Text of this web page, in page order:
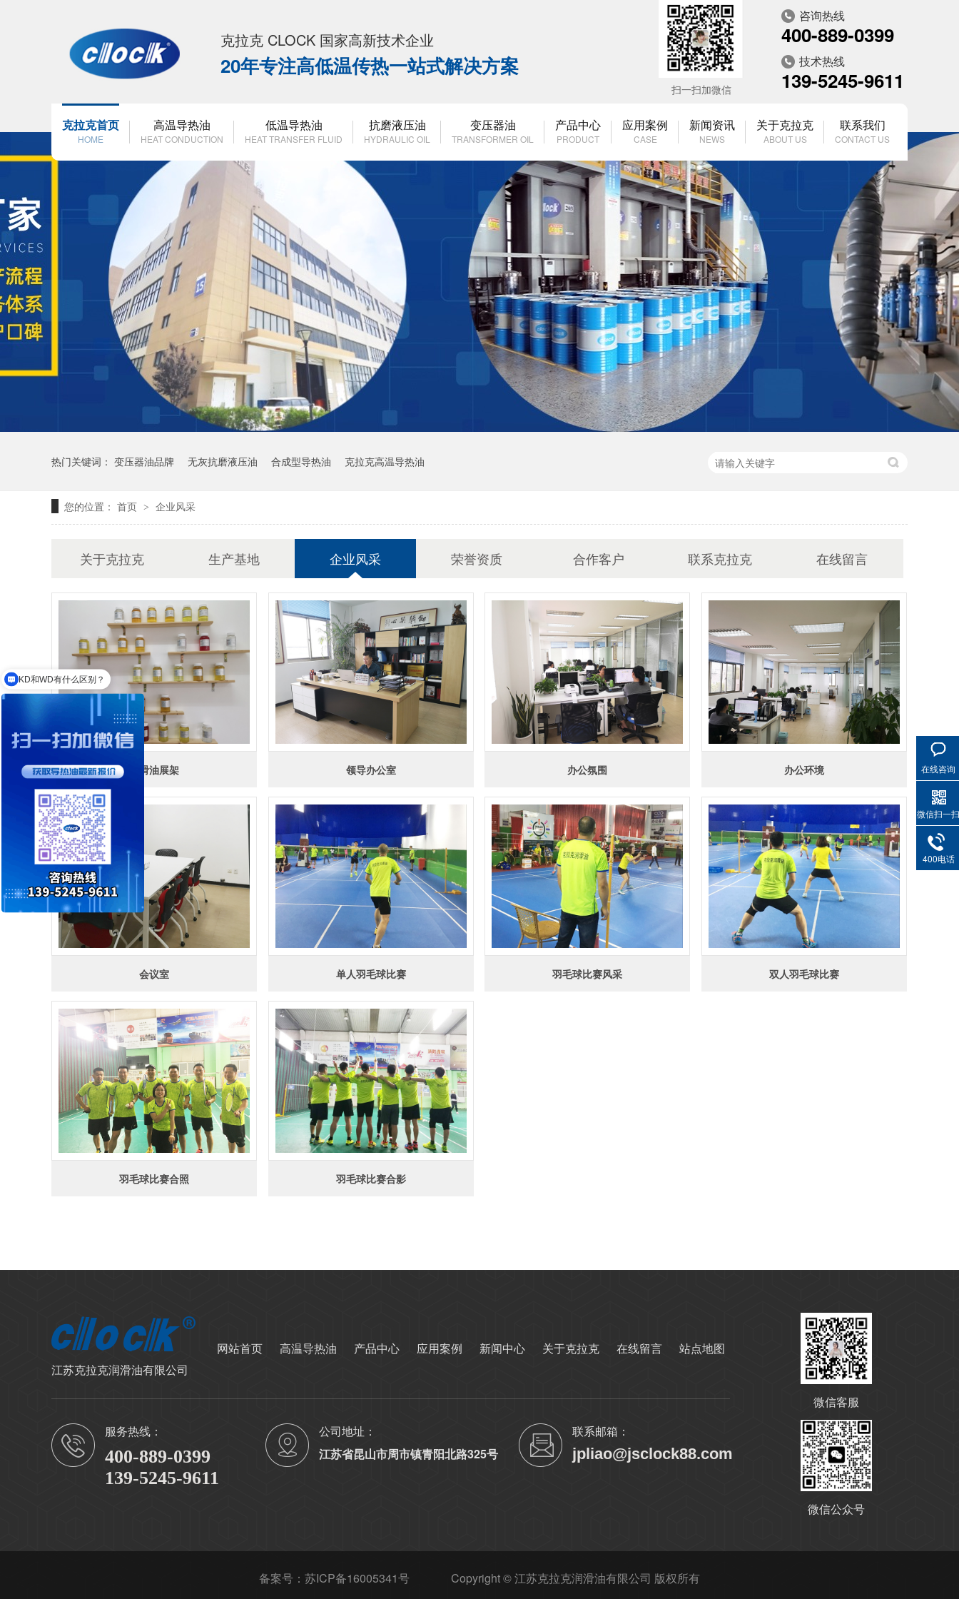
克拉克 CLOCK 国家高新技术企业
20年专注高低温传热一站式解决方案
咨询热线
400-889-0399
技术热线
139-5245-9611
扫一扫加微信
克拉克首页
HOME
高温导热油
HEAT CONDUCTION
低温导热油
HEAT TRANSFER FLUID
抗磨液压油
HYDRAULIC OIL
变压器油
TRANSFORMER OIL
产品中心
PRODUCT
应用案例
CASE
新闻资讯
NEWS
关于克拉克
ABOUT US
联系我们
CONTACT US
热门关键词： 变压器油品牌 无灰抗磨液压油 合成型导热油 克拉克高温导热油
您的位置： 首页 > 企业风采
关于克拉克 生产基地 企业风采 荣誉资质 合作客户 联系克拉克 在线留言
润滑油展架 领导办公室 办公氛围 办公环境
会议室 单人羽毛球比赛 羽毛球比赛风采 双人羽毛球比赛
羽毛球比赛合照 羽毛球比赛合影
江苏克拉克润滑油有限公司
网站首页 高温导热油 产品中心 应用案例 新闻中心 关于克拉克 在线留言 站点地图
服务热线：
400-889-0399
139-5245-9611
公司地址：
江苏省昆山市周市镇青阳北路325号
联系邮箱：
jpliao@jsclock88.com
微信客服
微信公众号
备案号： 苏ICP备16005341号 Copyright © 江苏克拉克润滑油有限公司 版权所有
在线咨询
微信扫一扫
400电话
KD和WD有什么区别？
320度选择哪款导热油？